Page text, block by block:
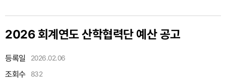
2026 회계연도 산학협력단 예산 공고
등록일 2026.02.06
조회수 832